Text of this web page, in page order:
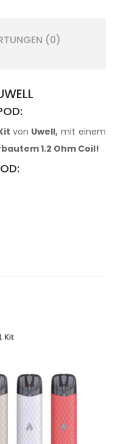
(0)
von Uwell, mit einem
1.2 Ohm Coil!